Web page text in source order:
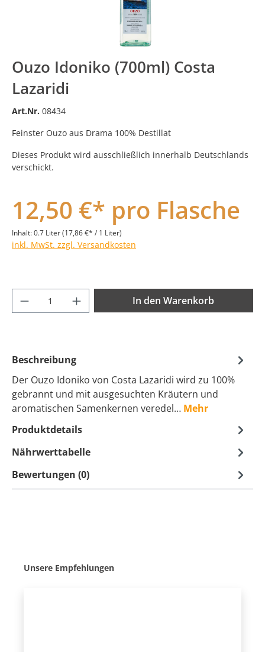
Ouzo Idoniko (700ml) Costa
Lazaridi
Art.Nr. 08434
Feinster Ouzo aus Drama 100% Destillat
Dieses Produkt wird ausschließlich innerhalb Deutschlands
verschickt.
12,50 €* pro Flasche
Inhalt:0.7 Liter(17,86 €* / 1 Liter)
inkl. MwSt. zzgl. Versandkosten
Produkt Anzahl: Gib den gewünschten
In den Warenkorb
Beschreibung
Der Ouzo Idoniko von Costa Lazaridi wird zu 100%
gebrannt und mit ausgesuchten Kräutern und
aromatischen Samenkernen veredel… Mehr
Produktdetails
Nährwerttabelle
Bewertungen (0)
Produktgalerie überspringen
Unsere Empfehlungen